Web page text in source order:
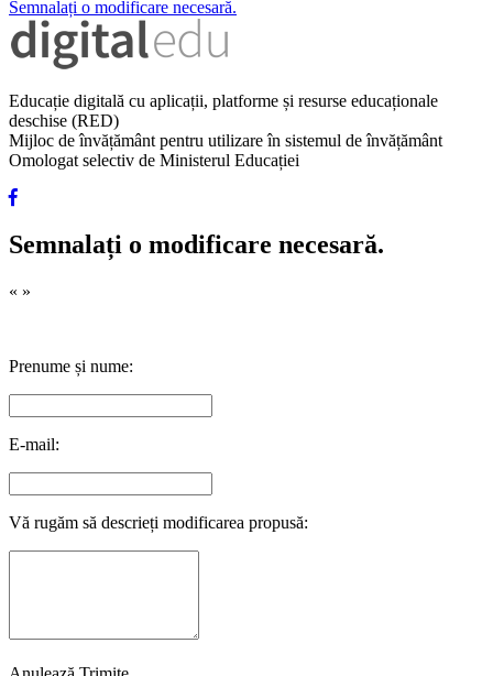
Semnalați o modificare necesară.
Educație digitală cu aplicații, platforme și resurse educaționale
deschise (RED)
Mijloc de învățământ pentru utilizare în sistemul de învățământ
Omologat selectiv de Ministerul Educației
Semnalați o modificare necesară.
« »
Prenume și nume:
E-mail:
Vă rugăm să descrieți modificarea propusă: